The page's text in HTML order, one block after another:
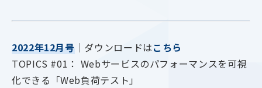
2022年12月号｜ダウンロードはこちら
TOPICS #01： Webサービスのパフォーマンスを可視
化できる「Web負荷テスト」